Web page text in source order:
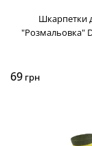
Шкарпетки
"Розмальовка"
69 грн